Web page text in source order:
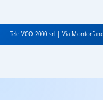
Tele VCO 2000 srl | Via